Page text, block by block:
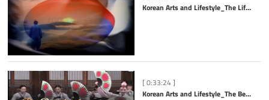
Korean Arts and Lifestyle_The Life of Koreans_중국어
[ 0:33:24 ]
Korean Arts and Lifestyle_The Beauty of Traditional Korean Arts_중국어